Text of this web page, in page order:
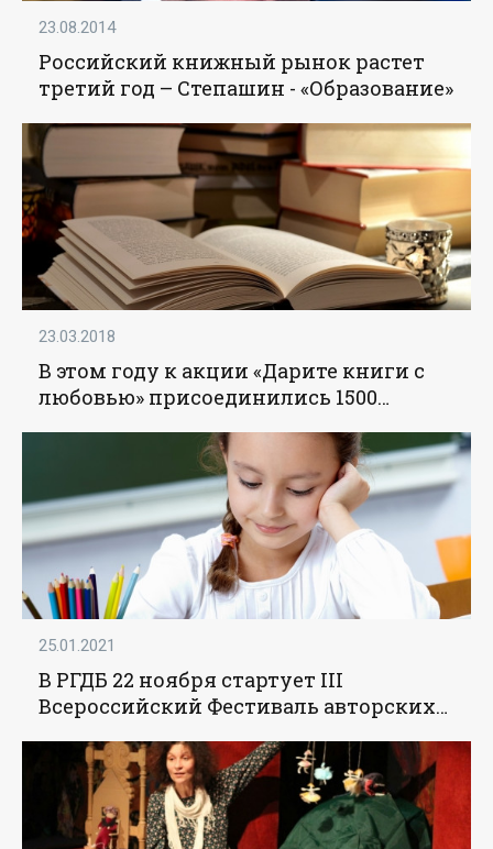
23.08.2014
Российский книжный рынок растет
третий год – Степашин - «Образование»
23.03.2018
В этом году к акции «Дарите книги с
любовью» присоединились 1500
25.01.2021
В РГДБ 22 ноября стартует III
Всероссийский Фестиваль авторских
чтению - «Образование»